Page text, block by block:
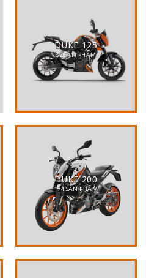
DUKE 125
82 SẢN PHẨM
DUKE 200
174 SẢN PHẨM